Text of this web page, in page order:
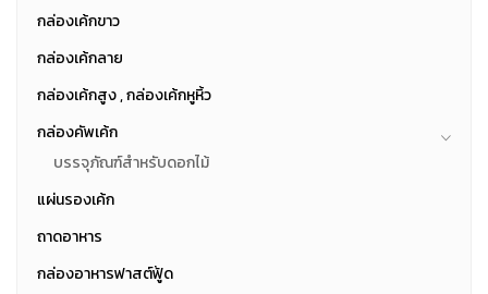
กล่องเค้กขาว
กล่องเค้กลาย
กล่องเค้กสูง , กล่องเค้กหูหิ้ว
กล่องคัพเค้ก
บรรจุภัณฑ์สำหรับดอกไม้
แผ่นรองเค้ก
ถาดอาหาร
กล่องอาหารฟาสต์ฟู้ด